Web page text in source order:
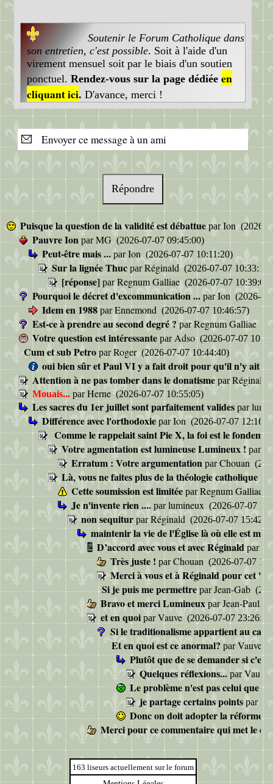
Soutenir le Forum Catholique dans
son entretien, c'est possible. Soit à l'aide d'un
virement mensuel soit par le biais d'un soutien
ponctuel. Rendez-vous sur la page dédiée en
cliquant ici. D'avance, merci !
Envoyer ce message à un ami
Répondre
Puisque la question de la validité est débattue parIon (2026-
Pauvre Ion parMG (2026-07-07 09:45:00)
Peut-être mais ... parIon (2026-07-07 10:11:20)
Sur la lignée Thuc parRéginald (2026-07-07 10:33:16)
[réponse] parRegnum Galliae (2026-07-07 10:39:02)
Pourquoi le décret d'excommunication ... parIon (2026-
Idem en 1988parEnnemond (2026-07-07 10:46:57)
Est-ce à prendre au second degré ? parRegnum Galliae
Votre question est intéressante par Adso(2026-07-07
Cum et sub Petro parRoger(2026-07-07 10:44:40)
oui bien sûr et Paul VI y a fait droit pour qu'il n'y ait
Attention à ne pas tomber dans le donatisme parRéginald
Mouais... parHerne (2026-07-07 10:55:05)
Les sacres du 1er juillet sont parfaitement valides par
Différence avec l'orthodoxie parIon (2026-07-07
Comme le rappelait saint Pie X, la foi est le
Votre agmentation est lumineuse Lumineux ! par
Erratum : Votre argumentation parChouan
Là, vous ne faites plus de la théologie catholique
Cette soumission est limitée parRegnum Galliae
Je n'invente rien .... parlumineux (2026-07-07
non sequitur parRéginald (2026-07-07
maintenir la vie de l'Église là où elle est
D’accord avec vous et avec Réginald par
Très juste ! parChouan (2026-07-07
Merci à vous et à Réginald pour cet
Si je puis me permettreparJean-Gab
Bravo et merci LumineuxparJean-Paul
et en quoi parVauve (2026-07-07
Si le traditionalisme appartient au
Et en quoi est ce anormal? parVauve
Plutôt que de se demander si
Quelques réflexions... parVauve
Le problème n'est pas celui que
je partage certains points par
Donc on doit adopter la réforme...
Merci pour ce commentaire qui met le
163 liseurs actuellement sur le forum